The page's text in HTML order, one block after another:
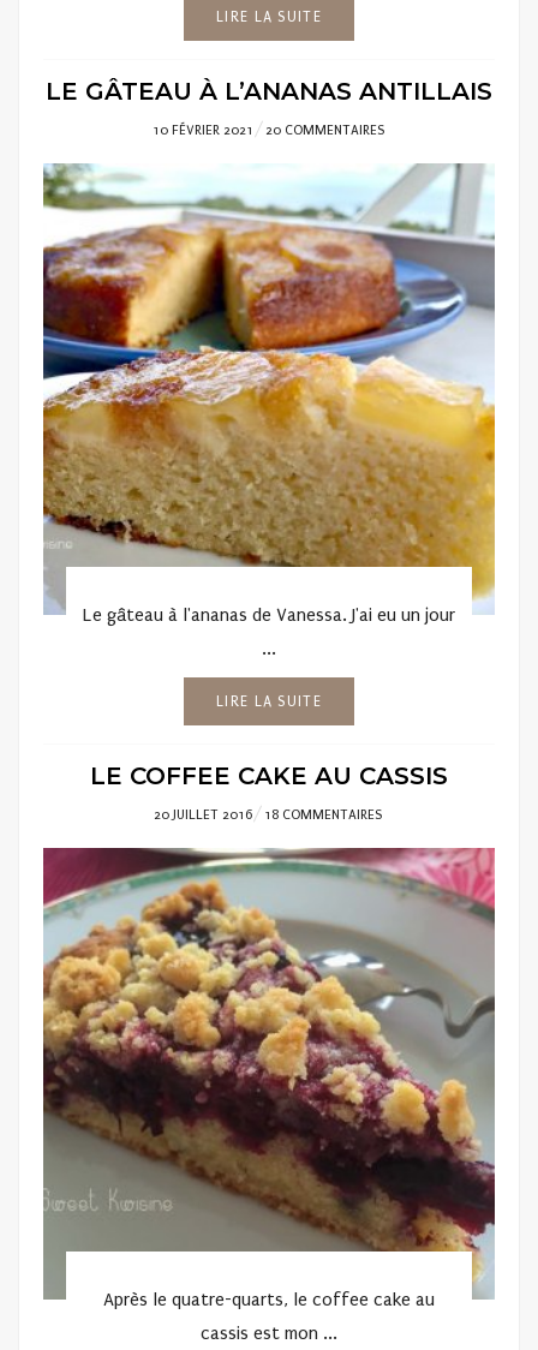
LIRE LA SUITE
LE GÂTEAU À L’ANANAS ANTILLAIS
POSTED
10 FÉVRIER 2021 20 COMMENTAIRES
Le gâteau à l'ananas de Vanessa. J'ai eu un jour
...
LIRE LA SUITE
LE COFFEE CAKE AU CASSIS
POSTED
ON
20 JUILLET 2016 18 COMMENTAIRES
Après le quatre-quarts, le coffee cake au
cassis est mon ...